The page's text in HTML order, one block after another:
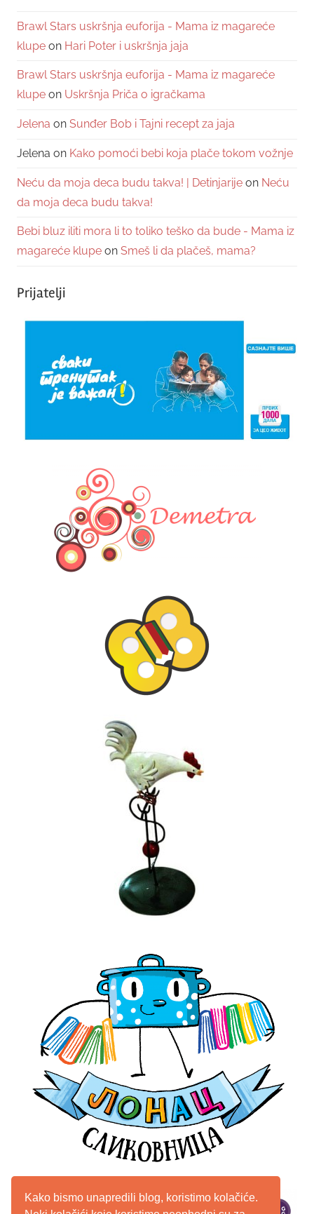
Kako bismo unapredili blog, koristimo kolačiće.
Brawl Stars uskršnja euforija - Mama iz magareće
klupe on Hari Poter i uskršnja jaja
Brawl Stars uskršnja euforija - Mama iz magareće
klupe on Uskršnja Priča o igračkama
Jelena on Sunđer Bob i Tajni recept za jaja
Jelena on Kako pomoći bebi koja plače tokom vožnje
Neću da moja deca budu takva! | Detinjarije on Neću
da moja deca budu takva!
Bebi bluz iliti mora li to toliko teško da bude - Mama iz
magareće klupe on Smeš li da plačeš, mama?
Prijatelji